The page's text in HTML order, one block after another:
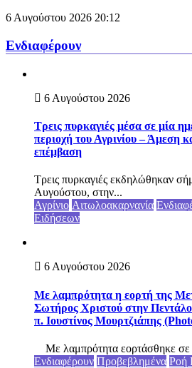
6 Αυγούστου 2026 20:12
Ενδιαφέρουν
6 Αυγούστου 2026
Τρεις πυρκαγιές μέσα σε μία
περιοχή του Αγρινίου – Άμεση
επέμβαση
Τρεις πυρκαγιές εκδηλώθηκαν
Αυγούστου, στην...
Αγρίνιο Αιτωλοακαρνανία
Ειδήσεων
6 Αυγούστου 2026
Με λαμπρότητα η εορτή της
Σωτήρος Χριστού στην
π. Ιουστίνος Μουρτζιάπης
Με λαμπρότητα εορτάσθηκε σε
Ενδιαφέρουν Προβεβλημένα Ροή